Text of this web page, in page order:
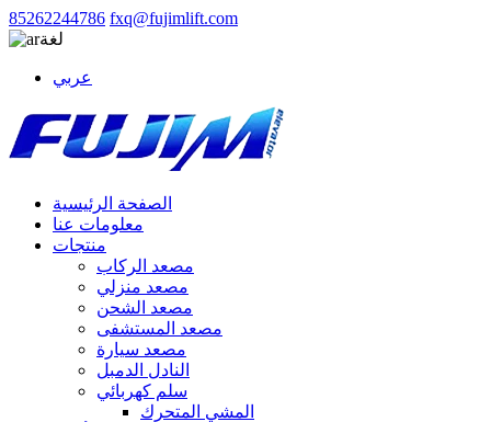
85262244786 fxq@fujimlift.com
لغة
عربي
الصفحة الرئيسية
معلومات عنا
منتجات
مصعد الركاب
مصعد منزلي
مصعد الشحن
مصعد المستشفى
مصعد سيارة
النادل الدمبل
سلم كهربائي
المشي المتحرك